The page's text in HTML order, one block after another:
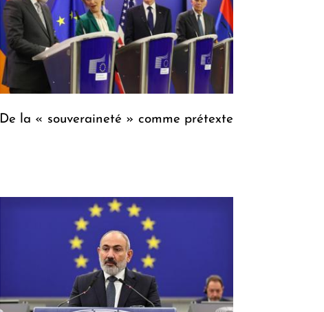
De la « souveraineté » comme prétexte